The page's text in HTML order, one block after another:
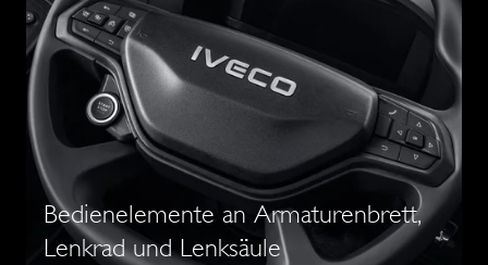
Bedienelemente an Armaturenbrett,
Lenkrad und Lenksäule